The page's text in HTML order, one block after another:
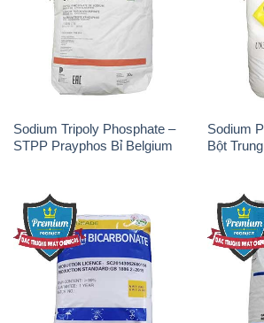
Sodium Tripoly Phosphate –
STPP Prayphos Bỉ Belgium
Sodium
Bột